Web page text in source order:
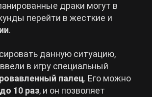
драки могут в
перейти в жесткие и
.
данную ситуацию,
в игру специальный
палец. Его можно
до 10 раз, и он позволяет